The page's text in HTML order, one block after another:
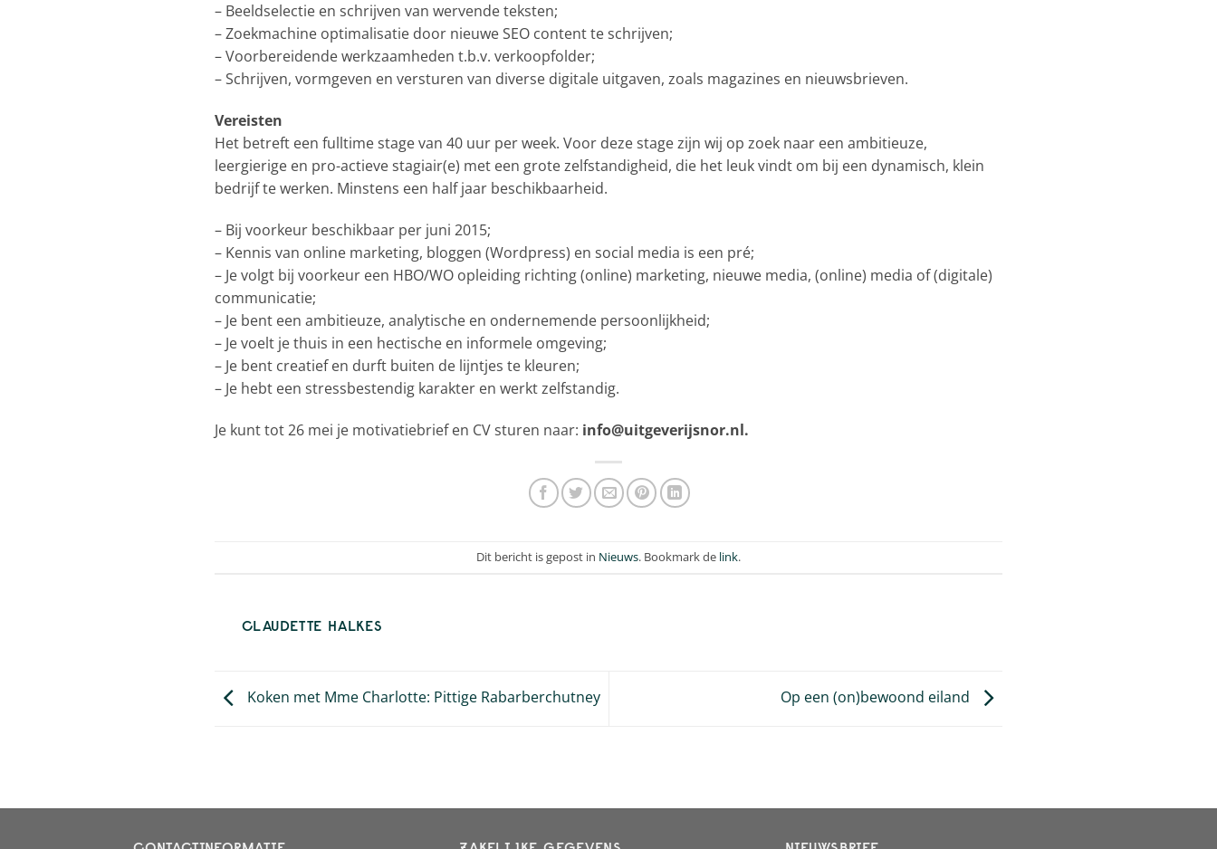
– Beeldselectie en schrijven van wervende teksten;
– Zoekmachine optimalisatie door nieuwe SEO content te schrijven;
– Voorbereidende werkzaamheden t.b.v. verkoopfolder;
– Schrijven, vormgeven en versturen van diverse digitale uitgaven, zoals magazines en nieuwsbrieven.
Vereisten
Het betreft een fulltime stage van 40 uur per week. Voor deze stage zijn wij op zoek naar een ambitieuze,
leergierige en pro-actieve stagiair(e) met een grote zelfstandigheid, die het leuk vindt om bij een dynamisch, klein
bedrijf te werken. Minstens een half jaar beschikbaarheid.
– Bij voorkeur beschikbaar per juni 2015;
– Kennis van online marketing, bloggen (Wordpress) en social media is een pré;
– Je volgt bij voorkeur een HBO/WO opleiding richting (online) marketing, nieuwe media, (online) media of (digitale)
communicatie;
– Je bent een ambitieuze, analytische en ondernemende persoonlijkheid;
– Je voelt je thuis in een hectische en informele omgeving;
– Je bent creatief en durft buiten de lijntjes te kleuren;
– Je hebt een stressbestendig karakter en werkt zelfstandig.
Je kunt tot 26 mei je motivatiebrief en CV sturen naar: info@uitgeverijsnor.nl.
Dit bericht is gepost in Nieuws. Bookmark de link.
CLAUDETTE HALKES
Koken met Mme Charlotte: Pittige Rabarberchutney Op een (on)bewoond eiland